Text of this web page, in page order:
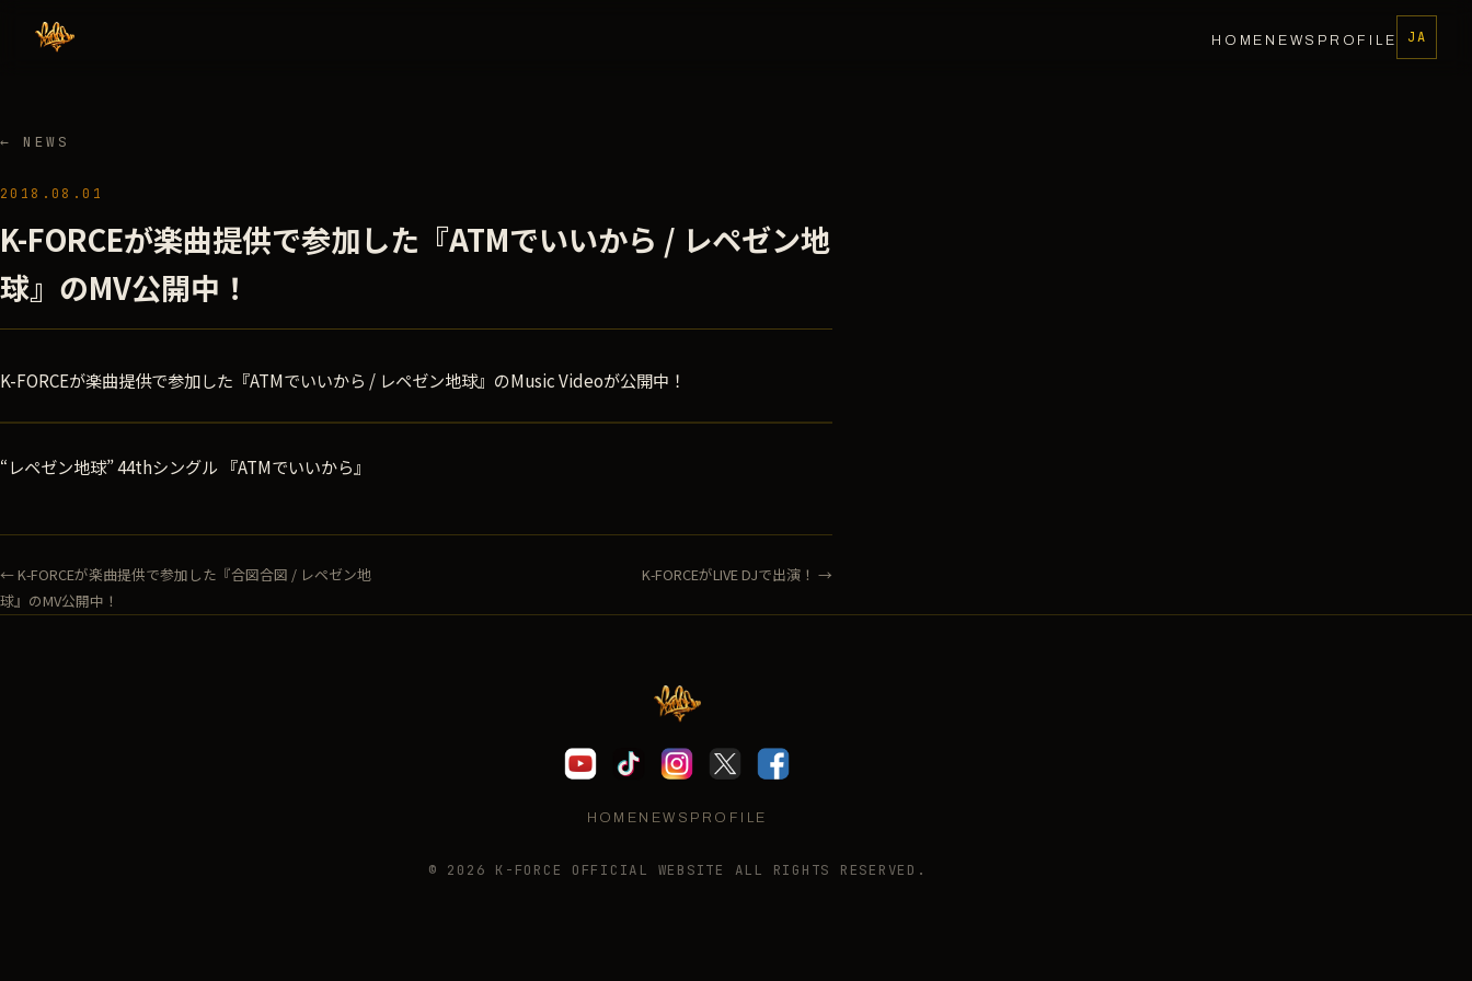
HOME NEWS PROFILE JA
← NEWS
2018.08.01
K-FORCEが楽曲提供で参加した『ATMでいいから / レペゼン地
球』のMV公開中！
K-FORCEが楽曲提供で参加した『ATMでいいから / レペゼン地球』のMusic Videoが公開中！
“レペゼン地球” 44thシングル 『ATMでいいから』
← K-FORCEが楽曲提供で参加した『合図合図 / レペゼン地
球』のMV公開中！
K-FORCEがLIVE DJで出演！ →
HOME NEWS PROFILE
© 2026 K-FORCE OFFICIAL WEBSITE ALL RIGHTS RESERVED.